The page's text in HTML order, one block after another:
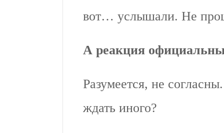
вот… услышали. Не
А реакция
Разумеется, не
ждать иного?